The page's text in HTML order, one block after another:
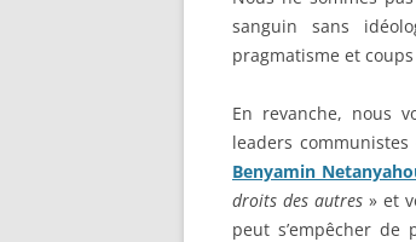
sanguin sans
pragmatisme et
En revanche, nous
leaders
Benyamin
droits des autres » et
peut s’empêcher